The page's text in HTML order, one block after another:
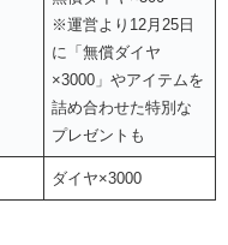
※運営より12月25日
に「無償ダイヤ
×3000」やアイテムを
詰め合わせた特別な
プレゼントも
ダイヤ×3000